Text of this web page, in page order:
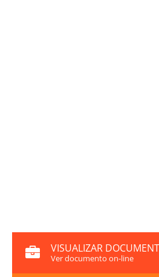
VISUALIZAR
Ver documento on-line